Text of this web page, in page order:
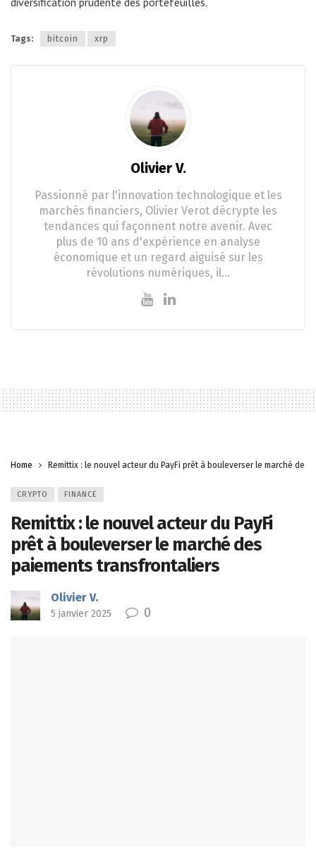
Tags: bitcoin xrp
Olivier V.
Passionné par l'innovation technologique et les
marchés financiers, Olivier Verot décrypte les
tendances qui façonnent notre avenir. Avec
plus de 10 ans d'expérience en analyse
économique et un regard aiguisé sur les
révolutions numériques, il…
Home Remittix : le nouvel acteur du PayFi prêt à bouleverser le marché des
CRYPTO FINANCE
Remittix : le nouvel acteur du PayFi
prêt à bouleverser le marché des
paiements transfrontaliers
Olivier V.
5 janvier 2025 0